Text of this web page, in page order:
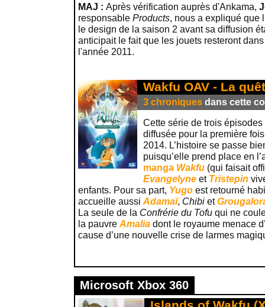
MAJ : Après vérification auprès d'Ankama,
responsable Products, nous a expliqué que
le design de la saison 2 avant sa diffusion
anticipait le fait que les jouets resteront
l'année 2011.
Wakfu OAV - La
3 chroniques dans cette
Cette série de trois
diffusée pour la première
2014. L’histoire se passe
puisqu’elle prend place en
manga Wakfu (qui faisait
Evangelyne et Tristepin
enfants. Pour sa part, Yugo est retourné
accueille aussi Adamaï, Chibi et
La seule de la Confrérie du Tofu qui ne
la pauvre Amalia dont le royaume menace
cause d’une nouvelle crise de larmes
Microsoft Xbox 360